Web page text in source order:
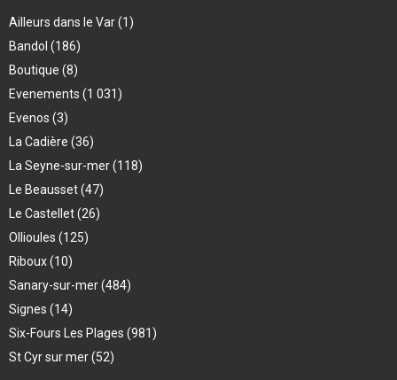
Ailleurs dans le Var(1)
Bandol (186)
Boutique (8)
Evenements (1 031)
Evenos (3)
La Cadière (36)
La Seyne-sur-mer(118)
Le Beausset(47)
Le Castellet(26)
Ollioules (125)
Riboux(10)
Sanary-sur-mer(484)
Signes (14)
Six-Fours Les Plages (981)
St Cyr sur mer(52)